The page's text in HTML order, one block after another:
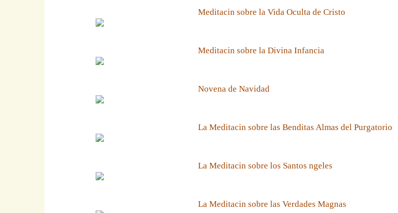
Meditacin sobre la Vida Oculta de Cristo
Meditacin sobre la Divina Infancia
Novena de Navidad
La Meditacin sobre las Benditas Almas del Purgatorio
La Meditacin sobre los Santos ngeles
La Meditacin sobre las Verdades Magnas